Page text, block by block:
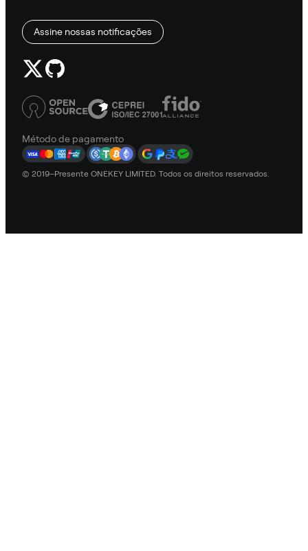
Assine nossas notificações
Método de pagamento
© 2019–Presente ONEKEY LIMITED. Todos os direitos reservados.